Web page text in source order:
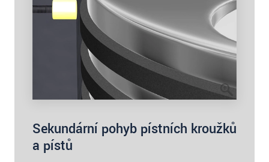
Sekundární pohyb pístních kroužků
a pístů